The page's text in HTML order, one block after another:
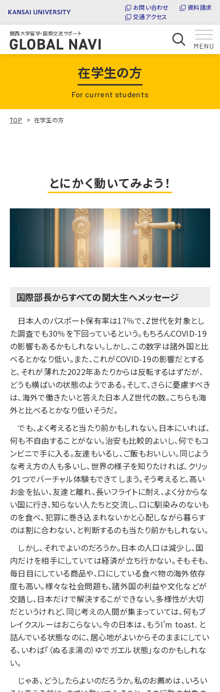
お問い合わせ
資料請求
交通アクセス
関西大学留学・国際交流サポート
在学生の方
For current students
TOP 在学生の方
とにかく動いてみよう！
国際部長からすべての関大生へメッセージ
日本人のパスポート保有率は17％で、Z世代を対象とし
た調査でも30％を下回っているという。もちろんCOVID-19
の影響もあるかもしれない。しかし、この数字は諸外国と比
べるとかなり低い。また、これがCOVID-19の影響だとする
と、それが薄れた2022年あたりからは反転するはずだが、
どうも横ばいの状態のようである。そして、さらに憂慮すべき
は、海外で働きたいと答えた日本人Z世代の数。こちらも海
外と比べるとかなり低いそうだ。
でも、よく考えると当たり前かもしれない。日本にいれば、
何も不自由することがない。治安も比較的よいし、何でもコ
ンビニで手に入る。友達もいるし、ご飯もおいしい。同じよう
な考え方の人も多いし、世界の様子を知りたければ、クリッ
ク1つでバーチャル体験もできてしまう。そう考えると、高い
お金を払い、友達と離れ、長いフライトに耐え、よく分からな
い国に行き、知らない人たちと交流し、口に馴染みのないも
のを食べ、犯罪に巻き込まれないかと心配しながら暮らす
のは割に合わない、と判断するのも当たり前かもしれない。
しかし、それでよいのだろうか。日本の人口は減少し、国
内だけを相手にしていては経済が立ち行かない。そもそも、
毎日目にしている商品や、口にしている食べ物の海外依存
度も高い。様々な社会問題も、諸外国の利益や文化などが
交錯し、日本だけで解決するこができない。多様性が大切
だというけれど、同じ考えの人間が集まっていては、何もブ
レイクスルーはおこらない。今の日本は、もうI’m toast. と
詰んでいる状態なのに、居心地がよいからそのままにしてい
る、いわば「（ぬるま湯の）ゆでガエル状態」なのかもしれな
い。
じゃあ、どうしたらよいのだろうか。私のお薦めは、いろい